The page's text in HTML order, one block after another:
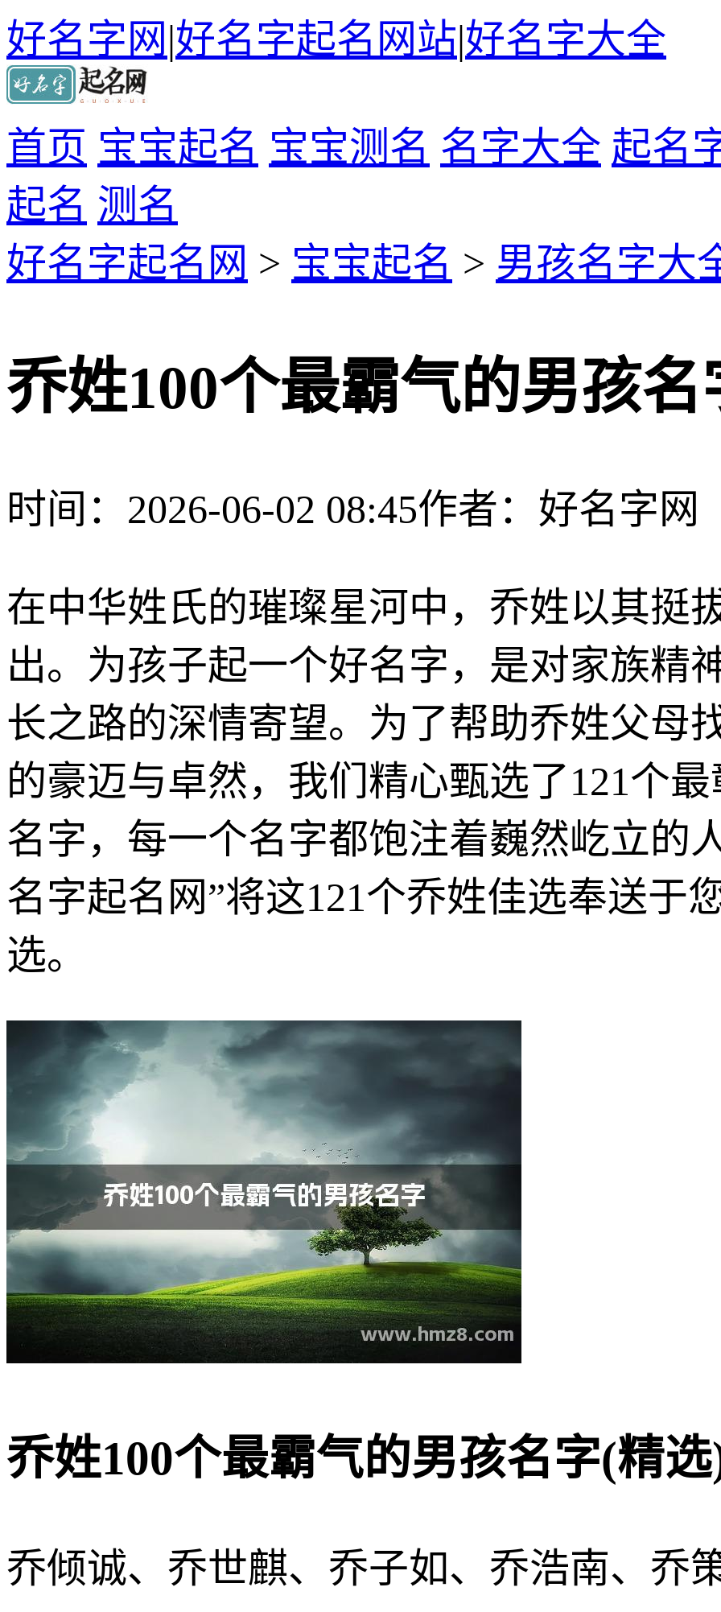
好名字网|好名字起名网站|好名字大全
首页 宝宝起名 宝宝测名 名字大全 起名
起名 测名
好名字起名网 > 宝宝起名 > 男孩名字大
乔姓100个最霸气的男孩名
时间：2026-06-02 08:45作者：好名字网
在中华姓氏的璀璨星河中，乔姓以其挺
出。为孩子起一个好名字，是对家族精
长之路的深情寄望。为了帮助乔姓父母
的豪迈与卓然，我们精心甄选了121个
名字，每一个名字都饱注着巍然屹立的
名字起名网”将这121个乔姓佳选奉送于
选。
乔姓100个最霸气的男孩名字(精选
乔倾诚、乔世麒、乔子如、乔浩南、乔